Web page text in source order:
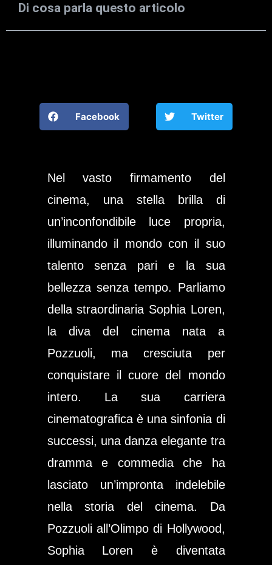
Di cosa parla questo articolo
Facebook Twitter
Nel vasto firmamento del
cinema, una stella brilla di
un’inconfondibile luce propria,
illuminando il mondo con il suo
talento senza pari e la sua
bellezza senza tempo. Parliamo
della straordinaria Sophia Loren,
la diva del cinema nata a
Pozzuoli, ma cresciuta per
conquistare il cuore del mondo
intero. La sua carriera
cinematografica è una sinfonia di
successi, una danza elegante tra
dramma e commedia che ha
lasciato un’impronta indelebile
nella storia del cinema. Da
Pozzuoli all’Olimpo di Hollywood,
Sophia Loren è diventata